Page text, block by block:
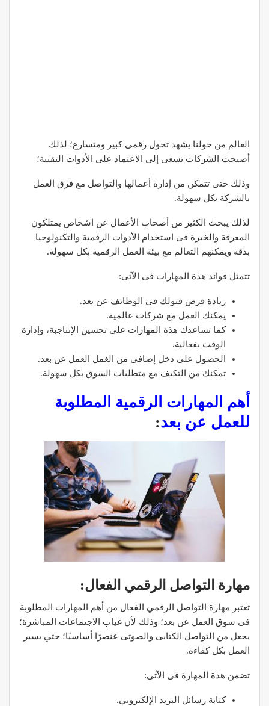
العالم من حولنا يشهد تحول رقمى كبير ومتسارع؛ لذلك
أصبحت الشركات تسعى إلى الاعتماد على الأدوات التقنية؛
وذلك حتى تتمكن من إدارة أعمالها والتواصل مع فرق العمل
بالشركة بكل سهولة.
لذلك يبحث الكثير من أصحاب الأعمال عن اشخاص يمتلكون
المعرفة والخبرة فى استخدام الأدوات الرقمية والتكنولوجيا
بدقة ويمكنهم التعالم مع بيئة العمل الرقمية بكل سهولة.
تتمثل فوائد هذة المهارات فى الآتى:
زيادة فرص قبولك فى الوظائف عن بعد.
يمكنك العمل مع شركات عالمية.
كما تساعدك هذة المهارات على تحسين الإنتاجبة، وإدارة
الوقت بفعالية.
الحصول على دخل إضافى من الغمل العمل عن بعد.
تمكنك من التكيف مع متطلبات السوق بكل سهولة.
أهم المهارات الرقمية المطلوبة
للعمل عن بعد:
مهارة التواصل الرقمي الفعال:
تعتبر مهارة التواصل الرقمي الفعال من أهم المهارات المطلوبة
فى سوق العمل عن بعد؛ وذلك لأن غياب الاجتماعات المباشرة؛
يجعل من التواصل الكتابى والصوتى عنصرًا أساسيًا؛ حتي يسير
العمل بكل كفاءة.
تضمن هذة المهارة فى الآتى:
كتابة رسائل البريد الإلكتروني.